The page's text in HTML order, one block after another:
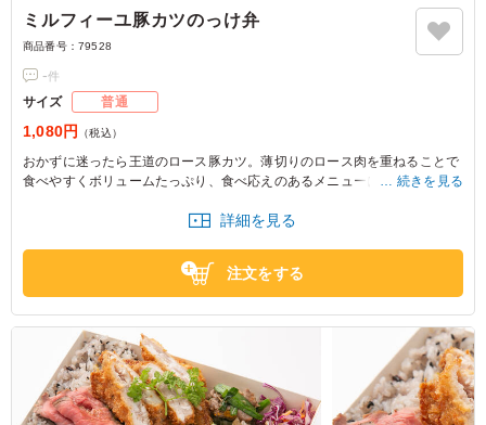
ミルフィーユ豚カツのっけ弁
商品番号： 79528
-件
サイズ 普通
1,080円 （税込）
おかずに迷ったら王道のロース豚カツ。薄切りのロース肉を重ねることで
食べやすくボリュームたっぷり、食べ応えのあるメニューに仕上げていま
続きを見る
詳細を見る
注文をする